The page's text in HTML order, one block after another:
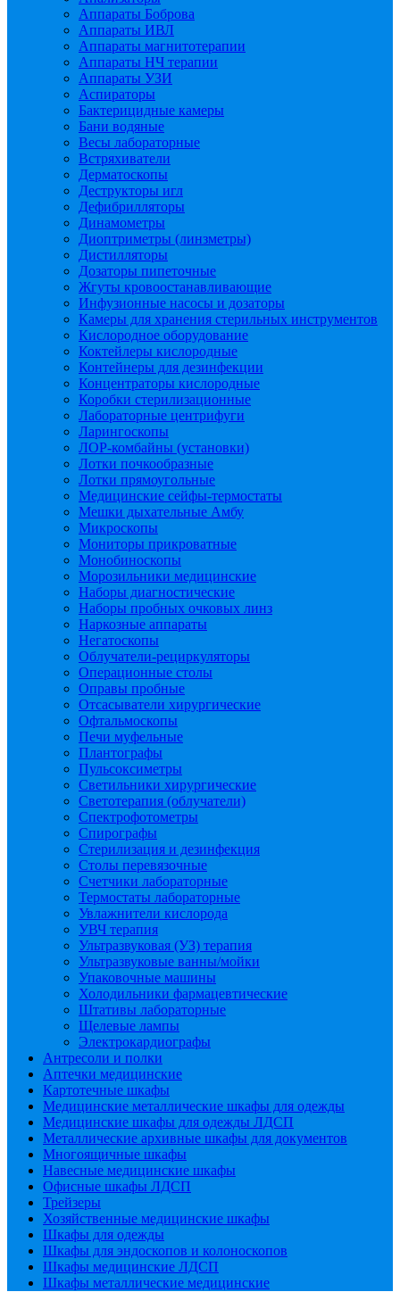
Аппараты Боброва
Аппараты ИВЛ
Аппараты магнитотерапии
Аппараты НЧ терапии
Аппараты УЗИ
Аспираторы
Бактерицидные камеры
Бани водяные
Весы лабораторные
Встряхиватели
Дерматоскопы
Деструкторы игл
Дефибрилляторы
Динамометры
Диоптриметры (линзметры)
Дистилляторы
Дозаторы пипеточные
Жгуты кровоостанавливающие
Инфузионные насосы и дозаторы
Камеры для хранения стерильных инструментов
Кислородное оборудование
Коктейлеры кислородные
Контейнеры для дезинфекции
Концентраторы кислородные
Коробки стерилизационные
Лабораторные центрифуги
Ларингоскопы
ЛОР-комбайны (установки)
Лотки почкообразные
Лотки прямоугольные
Медицинские сейфы-термостаты
Мешки дыхательные Амбу
Микроскопы
Мониторы прикроватные
Монобиноскопы
Морозильники медицинские
Наборы диагностические
Наборы пробных очковых линз
Наркозные аппараты
Негатоскопы
Облучатели-рециркуляторы
Операционные столы
Оправы пробные
Отсасыватели хирургические
Офтальмоскопы
Печи муфельные
Плантографы
Пульсоксиметры
Светильники хирургические
Светотерапия (облучатели)
Спектрофотометры
Спирографы
Стерилизация и дезинфекция
Столы перевязочные
Счетчики лабораторные
Термостаты лабораторные
Увлажнители кислорода
УВЧ терапия
Ультразвуковая (УЗ) терапия
Ультразвуковые ванны/мойки
Упаковочные машины
Холодильники фармацевтические
Штативы лабораторные
Щелевые лампы
Электрокардиографы
Антресоли и полки
Аптечки медицинские
Картотечные шкафы
Медицинские металлические шкафы для одежды
Медицинские шкафы для одежды ЛДСП
Металлические архивные шкафы для документов
Многоящичные шкафы
Навесные медицинские шкафы
Офисные шкафы ЛДСП
Трейзеры
Хозяйственные медицинские шкафы
Шкафы для одежды
Шкафы для эндоскопов и колоноскопов
Шкафы медицинские ЛДСП
Шкафы металлические медицинские